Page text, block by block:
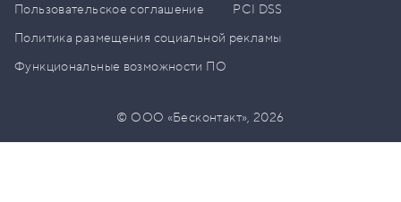
Пользовательское соглашение
PCI DSS
Политика размещения социальной рекламы
Функциональные возможности ПО
© ООО «Бесконтакт»,2026